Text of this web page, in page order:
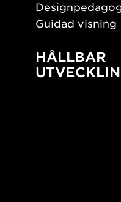
Guidad visning
HÅLLBAR